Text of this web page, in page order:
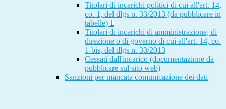
Titolari di incarichi politici di cui all'art. 14,
co. 1, del dlgs n. 33/2013 (da pubblicare in
tabelle) 1
Titolari di incarichi di amministrazione, di
direzione o di governo di cui all'art. 14, co.
1-bis, del dlgs n. 33/2013
Cessati dall'incarico (documentazione da
pubblicare sul sito web)
Sanzioni per mancata comunicazione dei dati